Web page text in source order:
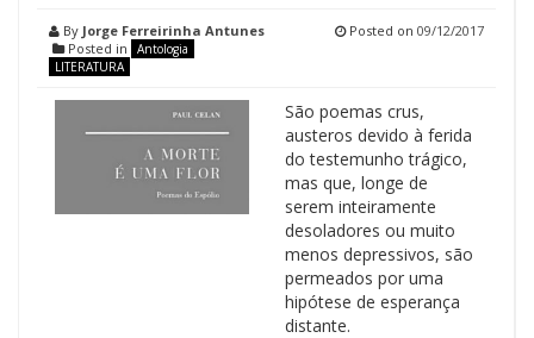
By Jorge Ferreirinha Antunes
Posted in
Antologia
LITERATURA
Posted on 09/12/2017
São poemas crus,
austeros devido à ferida
do testemunho trágico,
mas que, longe de
serem inteiramente
desoladores ou muito
menos depressivos, são
permeados por uma
hipótese de esperança
distante.